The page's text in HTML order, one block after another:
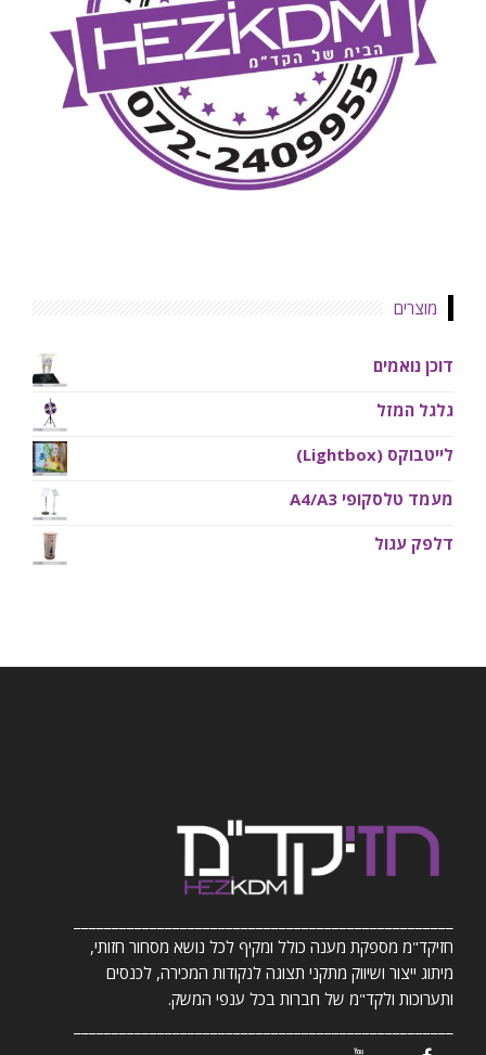
מוצרים
דוכן נואמים
גלגל המזל
לייטבוקס (Lightbox)
מעמד טלסקופי A4/A3
דלפק עגול
חזיקד"מ מספקת מענה כולל ומקיף לכל נושא מסחור חזותי,
מיתוג ייצור ושיווק מתקני תצוגה לנקודות המכירה, לכנסים
ותערוכות ולקד"מ של חברות בכל ענפי המשק.